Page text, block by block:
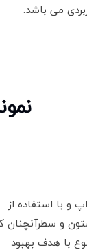
می باشد.
و با استفاده از
و سطرآنچنان
با هدف بهبود